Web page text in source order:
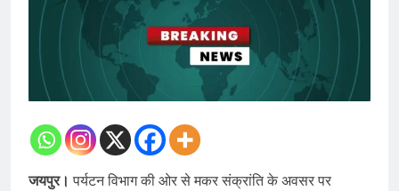
जयपुर।पर्यटन विभाग की ओर से मकर संक्रांति के अवसर पर